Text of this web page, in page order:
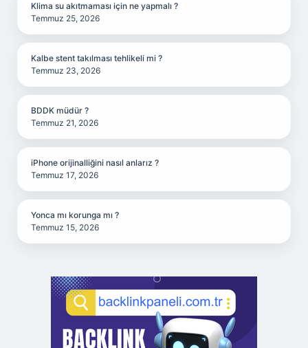
Klima su akıtmaması için ne yapmalı ?
Temmuz 25, 2026
Kalbe stent takılması tehlikeli mi ?
Temmuz 23, 2026
BDDK müdür ?
Temmuz 21, 2026
iPhone orijinalliğini nasıl anlarız ?
Temmuz 17, 2026
Yonca mı korunga mı ?
Temmuz 15, 2026